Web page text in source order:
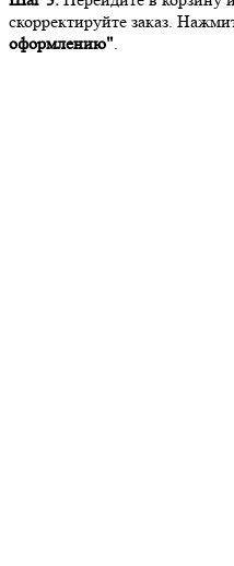
скорректируйте заказ.
оформлению".